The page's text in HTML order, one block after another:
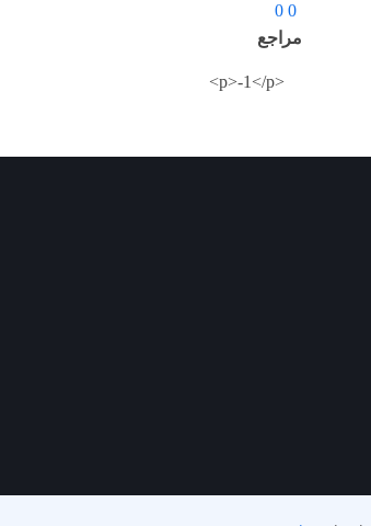
0 0
مراجع
<p>-1</p>